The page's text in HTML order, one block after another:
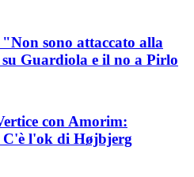
sono attaccato alla
Guardiola e il no a Pirlo
con Amorim:
C'è l'ok di Højbjerg